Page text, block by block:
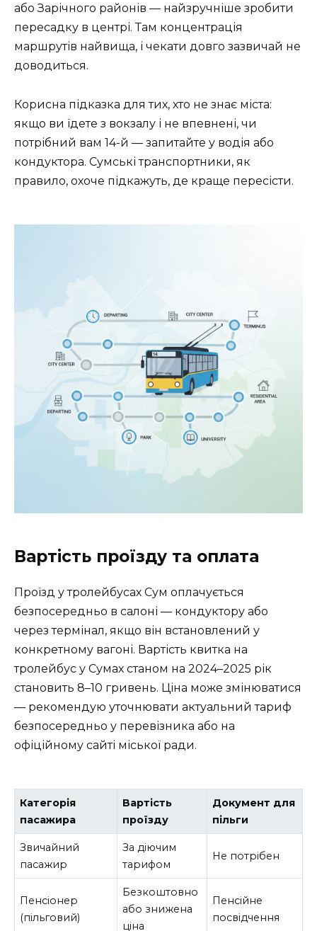
або Зарічного районів — найзручніше зробити
пересадку в центрі. Там концентрація
маршрутів найвища, і чекати довго зазвичай не
доводиться.
Корисна підказка для тих, хто не знає міста:
якщо ви їдете з вокзалу і не впевнені, чи
потрібний вам 14-й — запитайте у водія або
кондуктора. Сумські транспортники, як
правило, охоче підкажуть, де краще пересісти.
Вартість проїзду та оплата
Проїзд у тролейбусах Сум оплачується
безпосередньо в салоні — кондуктору або
через термінал, якщо він встановлений у
конкретному вагоні. Вартість квитка на
тролейбус у Сумах станом на 2024–2025 рік
становить 8–10 гривень. Ціна може змінюватися
— рекомендую уточнювати актуальний тариф
безпосередньо у перевізника або на
офіційному сайті міської ради.
Категорія
пасажира
Вартість
проїзду
Документ для
пільги
Звичайний
пасажир
За діючим
тарифом
Не потрібен
Пенсіонер
(пільговий)
Безкоштовно
або знижена
ціна
Пенсійне
посвідчення